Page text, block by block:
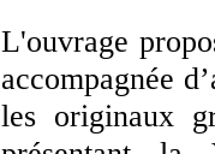
L'ouvrage
accompagnée
les originaux